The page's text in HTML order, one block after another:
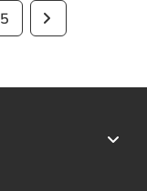
5